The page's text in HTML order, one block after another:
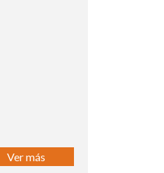
Ver más